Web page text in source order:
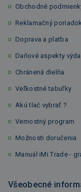
Obchodné
Reklamačný poriadok
Doprava a platba
Daňové aspekty
Chránená dielňa
Veľkostné tabuľky
Akú tlač vybrať ?
Vernostný program
Možnosti doručenia
Manuál iMi Trade -
Všeobecné